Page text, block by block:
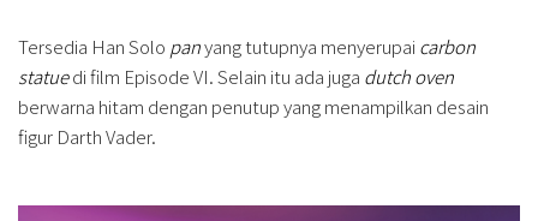
Tersedia Han Solo panyang tutupnya menyerupai carbon
statuedi film Episode VI. Selain itu ada juga dutch oven
berwarna hitam dengan penutup yang menampilkan desain
figur Darth Vader.